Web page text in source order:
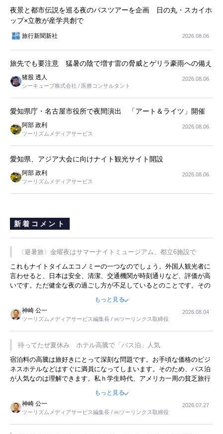
夜景と都市伝説を巡る夜のバスツアーを企画 日の丸・スカイホ
ップ×立教が産学共創で
旅行新聞新社 2026.08.06
旅先でも要注意 猛暑の陰で増す雷の脅威とゲリラ豪雨への備え
猪股 透人
シーキューブ株式会社 / 医療コンサルタント
2026.08.06
愛知県庁・名古屋市役所で夜間演出 「アート＆ライツ」開催
阿部 政利
ツーリズムメディアサービス
2026.08.06
愛知県、アジア大会に向けナイト観光サイト開設
阿部 政利
ツーリズムメディアサービス
2026.08.06
新着コメント
〈避暑旅〉金曜夜はサマーナイトミュージアム、都立6施設で
これもナイトタイムエコノミーの一つなのでしょう。外国人観光者に
言わせると、日本は安全、清潔、交通機関が時刻通りなど、評価が高
いです。ただ健全な夜の過ごし方が不足しているとのことです。その
ような意味で、金曜夜にこのようなイベントが行われれば、日本人に
限らず外国人にとっても楽しみが増えるでしょうね。
もっと見る
神崎 公一
ツーリズムメディアサービス編集長 / ㈱ツーリンクス取締役
2026.08.04
待ってたぜ夏休み ホテル高騰で「バス泊」人気
宿泊料の高騰は旅好きにとって深刻な問題です。お手頃な価格のビジ
ネスホテルなどはすぐに満員になってしまいます。そのため、バス泊
が人気なのは理解できます。私ｈ学生時代、アメリカ一周の貧乏旅行
をした時は、移動はグレイハウンドバスでした。夕方から夜の便を利
用してホテル代を浮かせていました。ただし、若いからできたことで
す。若い人が夜行バスで京都に行った、青森に行ったと聞くと、疲れ
が残らないのかなと思ってしまいます。
もっと見る
神崎 公一
ツーリズムメディアサービス編集長 / ㈱ツーリンクス取締役
2026.07.27